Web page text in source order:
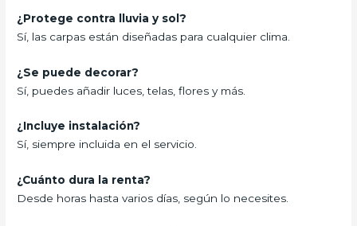
¿Protege contra lluvia y sol?
Sí, las carpas están diseñadas para cualquier clima.
¿Se puede decorar?
Sí, puedes añadir luces, telas, flores y más.
¿Incluye instalación?
Sí, siempre incluida en el servicio.
¿Cuánto dura la renta?
Desde horas hasta varios días, según lo necesites.